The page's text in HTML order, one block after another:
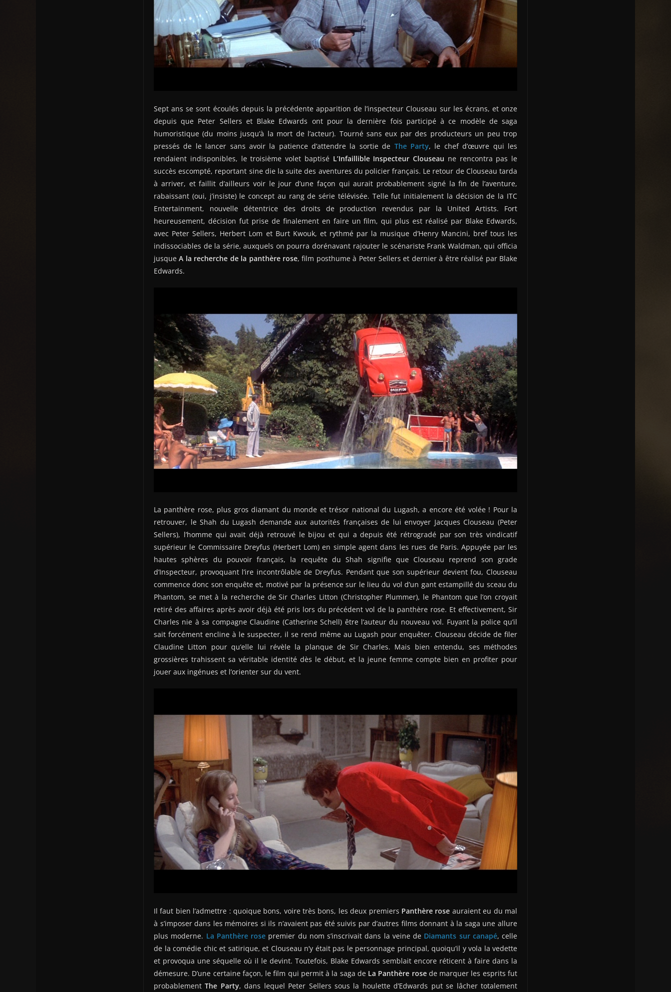
Sept ans se sont écoulés depuis la précédente apparition de l’inspecteur Clouseau sur les écrans, et onze
depuis que Peter Sellers et Blake Edwards ont pour la dernière fois participé à ce modèle de saga
humoristique (du moins jusqu’à la mort de l’acteur). Tourné sans eux par des producteurs un peu trop
pressés de le lancer sans avoir la patience d’attendre la sortie de The Party, le chef d’œuvre qui les
rendaient indisponibles, le troisième volet baptisé L’Infaillible Inspecteur Clouseau ne rencontra pas le
succès escompté, reportant sine die la suite des aventures du policier français. Le retour de Clouseau tarda
à arriver, et faillit d’ailleurs voir le jour d’une façon qui aurait probablement signé la fin de l’aventure,
rabaissant (oui, j’insiste) le concept au rang de série télévisée. Telle fut initialement la décision de la ITC
Entertainment, nouvelle détentrice des droits de production revendus par la United Artists. Fort
heureusement, décision fut prise de finalement en faire un film, qui plus est réalisé par Blake Edwards,
avec Peter Sellers, Herbert Lom et Burt Kwouk, et rythmé par la musique d’Henry Mancini, bref tous les
indissociables de la série, auxquels on pourra dorénavant rajouter le scénariste Frank Waldman, qui officia
jusqueA la recherche de la panthère rose, film posthume à Peter Sellers et dernier à être réalisé par Blake
Edwards.
La panthère rose, plus gros diamant du monde et trésor national du Lugash, a encore été volée ! Pour la
retrouver, le Shah du Lugash demande aux autorités françaises de lui envoyer Jacques Clouseau (Peter
Sellers), l’homme qui avait déjà retrouvé le bijou et qui a depuis été rétrogradé par son très vindicatif
supérieur le Commissaire Dreyfus (Herbert Lom) en simple agent dans les rues de Paris. Appuyée par les
hautes sphères du pouvoir français, la requête du Shah signifie que Clouseau reprend son grade
d’Inspecteur, provoquant l’ire incontrôlable de Dreyfus. Pendant que son supérieur devient fou, Clouseau
commence donc son enquête et, motivé par la présence sur le lieu du vol d’un gant estampillé du sceau du
Phantom, se met à la recherche de Sir Charles Litton (Christopher Plummer), le Phantom que l’on croyait
retiré des affaires après avoir déjà été pris lors du précédent vol de la panthère rose. Et effectivement, Sir
Charles nie à sa compagne Claudine (Catherine Schell) être l’auteur du nouveau vol. Fuyant la police qu’il
sait forcément encline à le suspecter, il se rend même au Lugash pour enquêter. Clouseau décide de filer
Claudine Litton pour qu’elle lui révèle la planque de Sir Charles. Mais bien entendu, ses méthodes
grossières trahissent sa véritable identité dès le début, et la jeune femme compte bien en profiter pour
jouer aux ingénues et l’orienter sur du vent.
Il faut bien l’admettre : quoique bons, voire très bons, les deux premiers Panthère rose auraient eu du mal
à s’imposer dans les mémoires si ils n’avaient pas été suivis par d’autres films donnant à la saga une allure
plus moderne. La Panthère rose premier du nom s’inscrivait dans la veine de Diamants sur canapé, celle
de la comédie chic et satirique, et Clouseau n’y était pas le personnage principal, quoiqu’il y vola la vedette
et provoqua une séquelle où il le devint. Toutefois, Blake Edwards semblait encore réticent à faire dans la
démesure. D’une certaine façon, le film qui permit à la saga de La Panthère rosede marquer les esprits fut
probablementThe Party, dans lequel Peter Sellers sous la houlette d’Edwards put se lâcher totalement